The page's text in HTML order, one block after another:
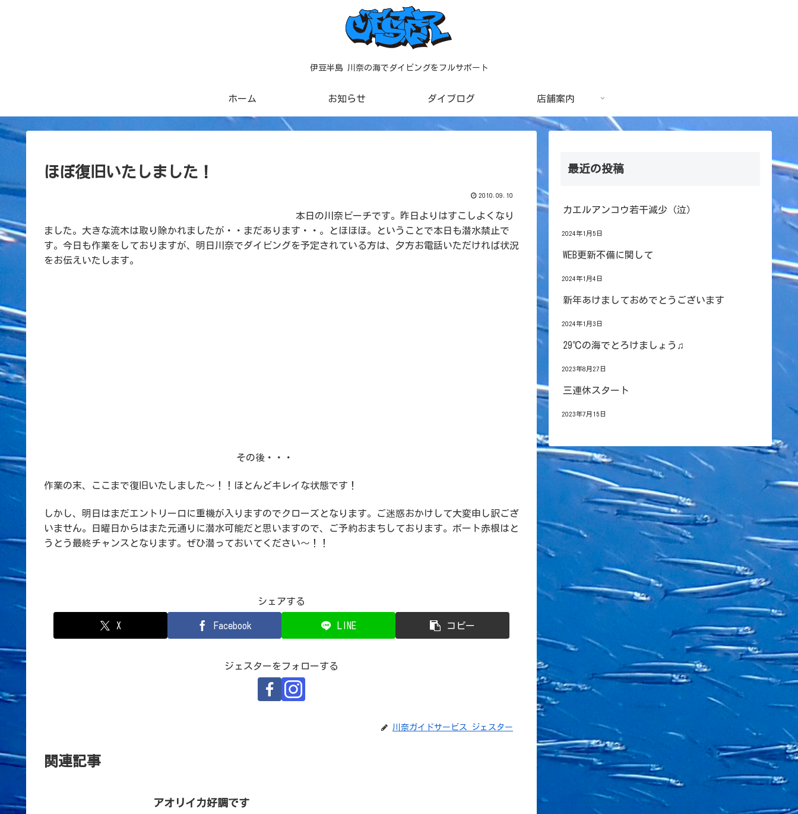
伊豆半島 川奈の海でダイビングをフルサポート
ホーム お知らせ ダイブログ 店舗案内
ほぼ復旧いたしました！
2010.09.10
本日の川奈ビーチです。昨日よりはすこしよくなり
ました。大きな流木は取り除かれましたが・・まだあります・・。とほほほ。ということで本日も潜水禁止で
す。今日も作業をしておりますが、明日川奈でダイビングを予定されている方は、夕方お電話いただければ状況
をお伝えいたします。
その後・・・
作業の末、ここまで復旧いたしました～！！ほとんどキレイな状態です！
しかし、明日はまだエントリー口に重機が入りますのでクローズとなります。ご迷惑おかけして大変申し訳ござ
いません。日曜日からはまた元通りに潜水可能だと思いますので、ご予約おまちしております。ボート赤根はと
うとう最終チャンスとなります。ぜひ潜っておいてください～！！
シェアする
X Facebook LINE コピー
ジェスターをフォローする
川奈ガイドサービス ジェスター
関連記事
アオリイカ好調です
最近の投稿
カエルアンコウ若干減少（泣）
2024年1月5日
WEB更新不備に関して
2024年1月4日
新年あけましておめでとうございます
2024年1月3日
29℃の海でとろけましょう♫
2023年8月27日
三連休スタート
2023年7月15日